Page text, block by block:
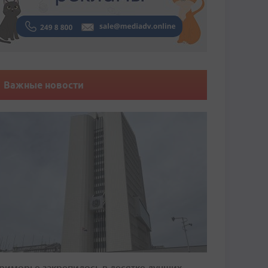
Важные новости